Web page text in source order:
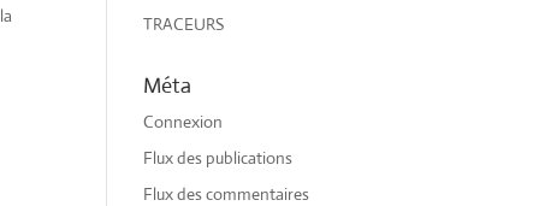
TRACEURS
Méta
Connexion
Flux des publications
Flux des commentaires